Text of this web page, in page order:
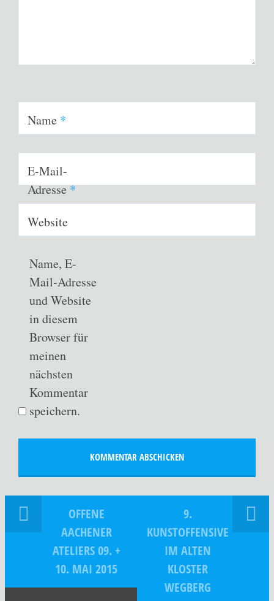
Name *
E-Mail-
Adresse*
Website
Name, E-
Mail-Adresse
und Website
in diesem
Browser für
meinen
nächsten
Kommentar
speichern.
OFFENE
AACHENER
ATELIERS 09. +
10. MAI 2015
9.
KUNSTOFFENSIVE
IM ALTEN
KLOSTER
WEGBERG